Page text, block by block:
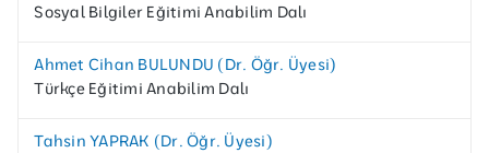
Sosyal Bilgiler Eğitimi Anabilim Dalı
Ahmet Cihan BULUNDU (Dr. Öğr. Üyesi)
Türkçe Eğitimi Anabilim Dalı
Tahsin YAPRAK (Dr. Öğr. Üyesi)